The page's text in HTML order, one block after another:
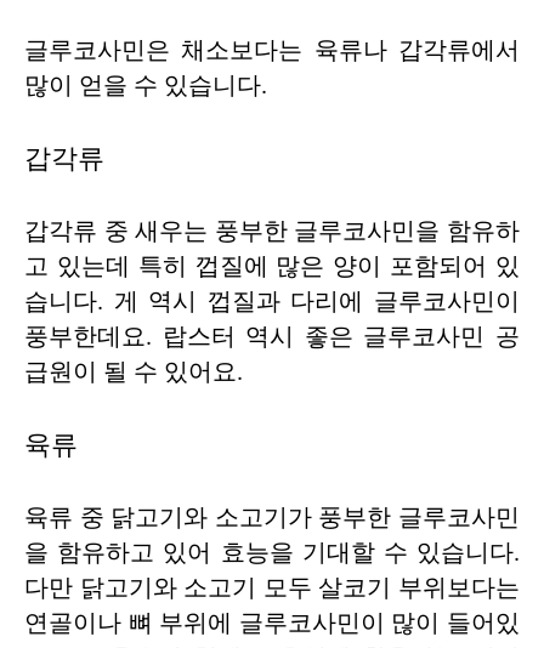
글루코사민은 채소보다는 육류나 갑각류에서
많이 얻을 수 있습니다.
갑각류
갑각류 중 새우는 풍부한 글루코사민을 함유하
고 있는데 특히 껍질에 많은 양이 포함되어 있
습니다. 게 역시 껍질과 다리에 글루코사민이
풍부한데요. 랍스터 역시 좋은 글루코사민 공
급원이 될 수 있어요.
육류
육류 중 닭고기와 소고기가 풍부한 글루코사민
을 함유하고 있어 효능을 기대할 수 있습니다.
다만 닭고기와 소고기 모두 살코기 부위보다는
연골이나 뼈 부위에 글루코사민이 많이 들어있